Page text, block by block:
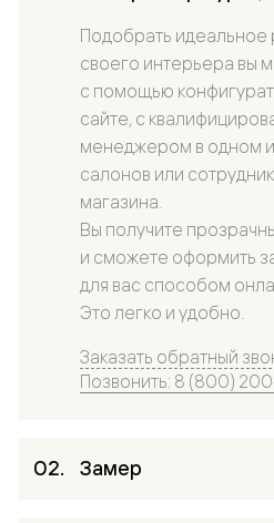
Подобрать
своего интерьера вы
с помощью
сайте, с
менеджером в одном
салонов или
магазина.
Вы получите
и сможете оформить
для вас способом
Это легко и удобно.
Заказать обратный
Позвонить: 8 (800)
Замер